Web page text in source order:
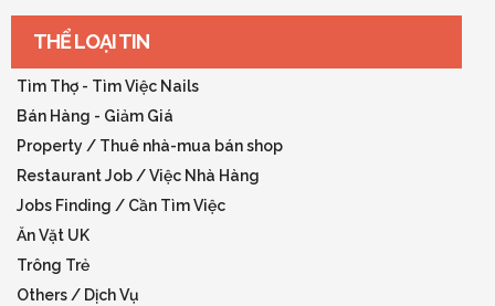
THỂ LOẠI TIN
Tìm Thợ - Tìm Việc Nails
Bán Hàng - Giảm Giá
Property / Thuê nhà-mua bán shop
Restaurant Job / Việc Nhà Hàng
Jobs Finding / Cần Tìm Việc
Ăn Vặt UK
Trông Trẻ
Others / Dịch Vụ